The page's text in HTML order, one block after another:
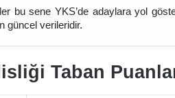
bu sene YKS’de adaylara yol
güncel verileridir.
Taban